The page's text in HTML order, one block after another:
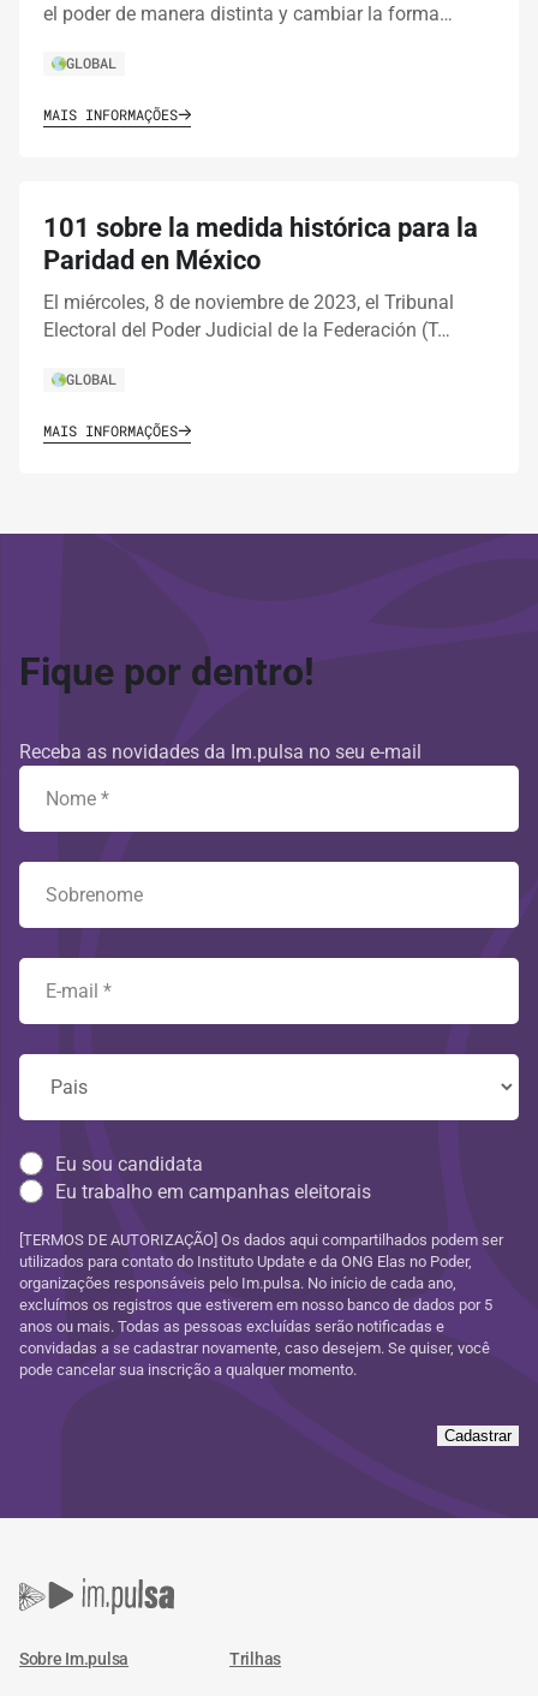
el poder de manera distinta y cambiar la forma…
GLOBAL
MAIS INFORMAÇÕES
101 sobre la medida histórica para la
Paridad en México
El miércoles, 8 de noviembre de 2023, el Tribunal
Electoral del Poder Judicial de la Federación (T…
GLOBAL
MAIS INFORMAÇÕES
Fique por dentro!
Receba as novidades da Im.pulsa no seu e-mail
Eu sou candidata
Eu trabalho em campanhas eleitorais
[TERMOS DE AUTORIZAÇÃO] Os dados aqui compartilhados podem ser
utilizados para contato do Instituto Update e da ONG Elas no Poder,
organizações responsáveis pelo Im.pulsa. No início de cada ano,
excluímos os registros que estiverem em nosso banco de dados por 5
anos ou mais. Todas as pessoas excluídas serão notificadas e
convidadas a se cadastrar novamente, caso desejem. Se quiser, você
pode cancelar sua inscrição a qualquer momento.
Cadastrar
Sobre Im.pulsa Trilhas